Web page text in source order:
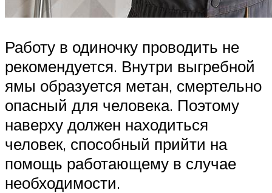
Работу в одиночку проводить не
рекомендуется. Внутри выгребной
ямы образуется метан, смертельно
опасный для человека. Поэтому
наверху должен находиться
человек, способный прийти на
помощь работающему в случае
необходимости.